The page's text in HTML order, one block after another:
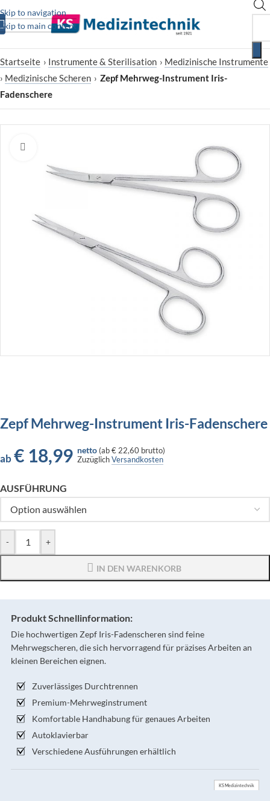
Skip to navigation
Skip to main content
Startseite › Instrumente & Sterilisation › Medizinische Instrumente
› Medizinische Scheren › Zepf Mehrweg-Instrument Iris-
Fadenschere
Zepf Mehrweg-Instrument Iris-Fadenschere
ab € 18,99 netto (ab€ 22,60 brutto)
ZuzüglichVersandkosten
AUSFÜHRUNG
- +
IN DEN WARENKORB
Produkt Schnellinformation:
Die hochwertigen Zepf Iris-Fadenscheren sind feine
Mehrwegscheren, die sich hervorragend für präzises Arbeiten an
kleinen Bereichen eignen.
Zuverlässiges Durchtrennen
Premium-Mehrweginstrument
Komfortable Handhabung für genaues Arbeiten
Autoklavierbar
Verschiedene Ausführungen erhältlich
KS Medizintechnik